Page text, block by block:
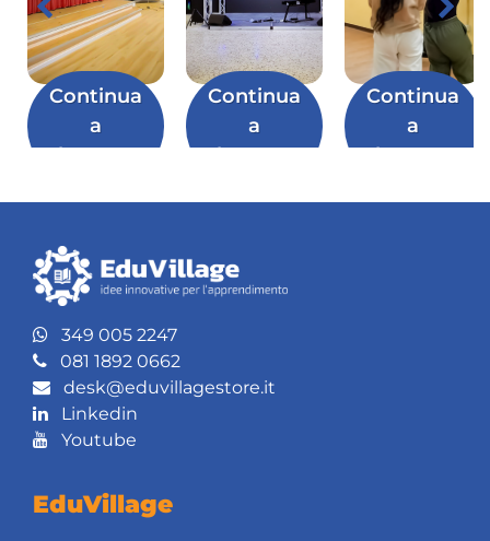
Continua
a
leggere
Continua
a
leggere
Continua
a
leggere
349 005 2247
081 1892 0662
desk@eduvillagestore.it
Linkedin
Youtube
EduVillage